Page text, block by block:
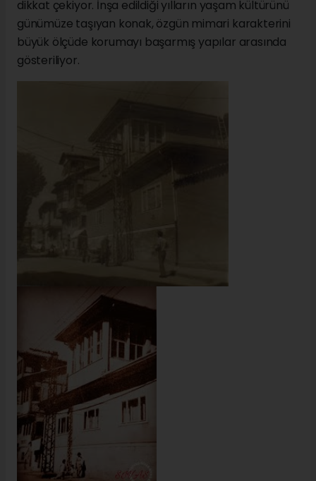
dikkat çekiyor. İnşa edildiği yılların yaşam kültürünü
günümüze taşıyan konak, özgün mimari karakterini
büyük ölçüde korumayı başarmış yapılar arasında
gösteriliyor.